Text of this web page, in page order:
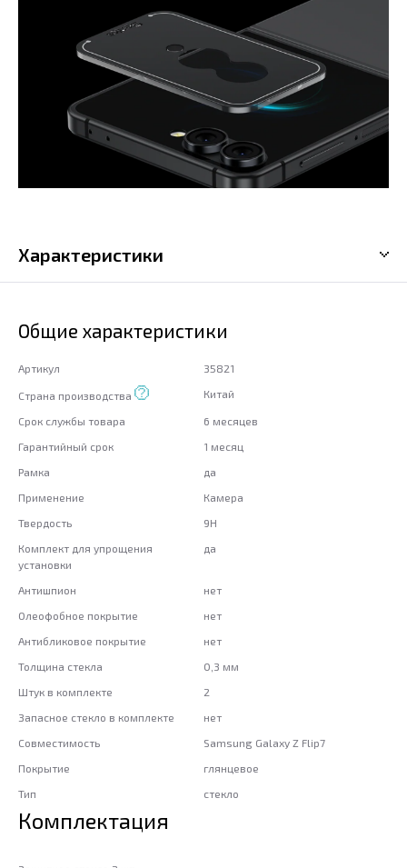
Характеристики
Общие характеристики
Артикул 35821
Страна производства Китай
Срок службы товара
6 месяцев
Гарантийный срок
1 месяц
Рамка
да
Применение
Камера
Твердость
9H
Комплект для упрощения
установки
да
Антишпион
нет
Олеофобное покрытие
нет
Антибликовое покрытие
нет
Толщина стекла
0,3 мм
Штук в комплекте
2
Запасное стекло в комплекте
нет
Совместимость
Samsung Galaxy Z Flip7
Покрытие
глянцевое
Тип
стекло
Комплектация